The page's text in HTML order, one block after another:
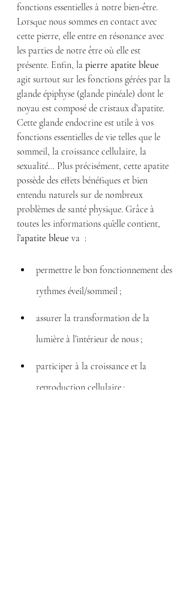
fonctions essentielles à notre bien-être.
Lorsque nous sommes en contact avec
cette pierre, elle entre en résonance avec
les parties de notre être où elle est
présente. Enfin, la pierre apatite bleue
agit surtout sur les fonctions gérées par la
glande épiphyse (glande pinéale) dont le
noyau est composé de cristaux d’apatite.
Cette glande endocrine est utile à vos
fonctions essentielles de vie telles que le
sommeil, la croissance cellulaire, la
sexualité… Plus précisément, cette apatite
possède des effets bénéfiques et bien
entendu naturels sur de nombreux
problèmes de santé physique. Grâce à
toutes les informations qu’elle contient,
l’apatite bleue va  :
permettre le bon fonctionnement des
rythmes éveil/sommeil ;
assurer la transformation de la
lumière à l’intérieur de nous ;
participer à la croissance et la
reproduction cellulaire ;